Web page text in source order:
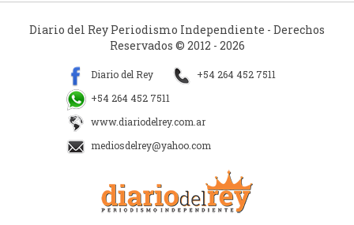
Diario del Rey Periodismo Independiente - Derechos
Reservados © 2012 - 2026
Diario del Rey
+54 264 452 7511
+54 264 452 7511
www.diariodelrey.com.ar
mediosdelrey@yahoo.com